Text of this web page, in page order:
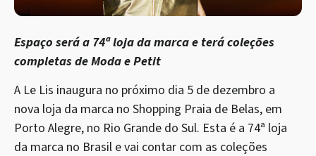
Espaço será a 74ª loja da marca e terá coleções
completas de Moda e Petit
A Le Lis inaugura no próximo dia 5 de dezembro a
nova loja da marca no Shopping Praia de Belas, em
Porto Alegre, no Rio Grande do Sul. Esta é a 74ª loja
da marca no Brasil e vai contar com as coleções